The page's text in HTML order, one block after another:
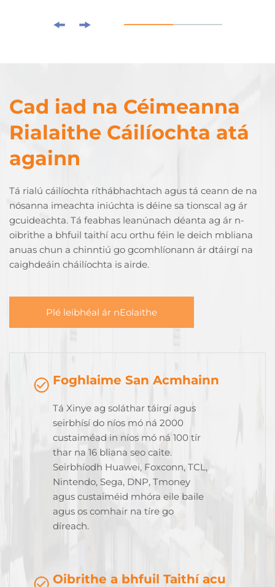
Cad iad na Céimeanna
Rialaithe Cáilíochta atá
againn
Tá rialú cáilíochta ríthábhachtach agus tá ceann de na
nósanna imeachta iniúchta is déine sa tionscal ag ár
gcuideachta. Tá feabhas leanúnach déanta ag ár n-
oibrithe a bhfuil taithí acu orthu féin le deich mbliana
anuas chun a chinntiú go gcomhlíonann ár dtáirgí na
caighdeáin cháilíochta is airde.
Plé leibhéal ár nEolaithe
Foghlaime San Acmhainn
Tá Xinye ag soláthar táirgí agus
seirbhísí do níos mó ná 2000
custaiméad in níos mó ná 100 tír
thar na 16 bliana seo caite.
Seirbhíodh Huawei, Foxconn, TCL,
Nintendo, Sega, DNP, Tmoney
agus custaiméid mhóra eile baile
agus os comhair na tíre go
díreach.
Oibrithe a bhfuil Taithí acu